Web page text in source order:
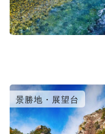
景勝地・展望台